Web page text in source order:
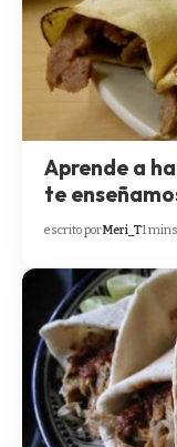
Aprende a
te
escrito porMeri_T1